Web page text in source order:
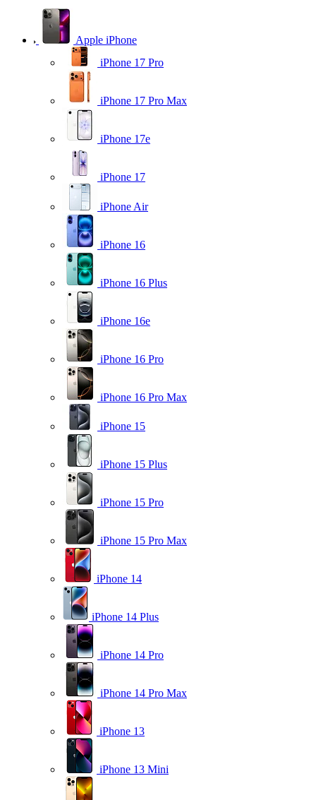
Apple iPhone
iPhone 17 Pro
iPhone 17 Pro Max
iPhone 17e
iPhone 17
iPhone Air
iPhone 16
iPhone 16 Plus
iPhone 16e
iPhone 16 Pro
iPhone 16 Pro Max
iPhone 15
iPhone 15 Plus
iPhone 15 Pro
iPhone 15 Pro Max
iPhone 14
iPhone 14 Plus
iPhone 14 Pro
iPhone 14 Pro Max
iPhone 13
iPhone 13 Mini